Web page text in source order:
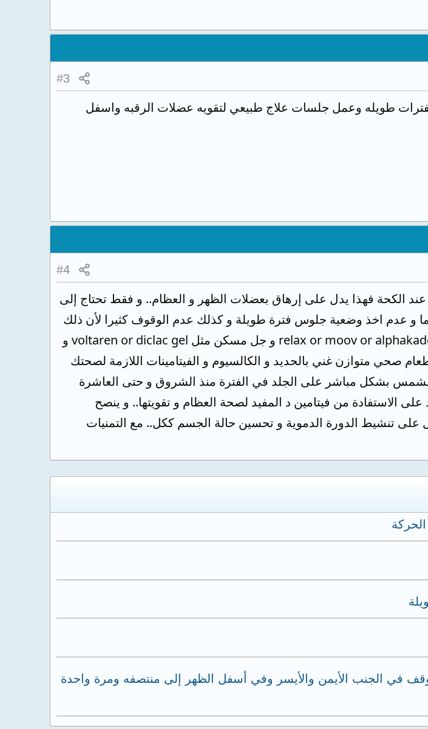
#3
طويله وعمل جلسات علاج طبيعي لتقويه عضلات الرقبه واسفل
#4
عند الكحة فهذا يدل على إرهاق بعضلات الظهر و العظام.. و فقط تحتاج إلى
و عدم اخذ وضعية جلوس فترة طويلة و كذلك عدم الوقوف كثيرا لأن ذلك
يجهد العظام.. َو يمكن استخدام كريم مساج مثل relax or moov or alphakadol و جل مسكن مثل voltaren or diclac gel و
صحي متوازن غني بالحديد و الكالسيوم و الفيتامينات اللازمة لصحتك
للشمس بشكل مباشر على الجلد في الفترة منذ الشروق و حتى العاشرة
الاستفادة من فيتامين د المفيد لصحة العظام و تقويتها.. و ينصح
تنشيط الدورة الدموية و تحسين حالة الجسم ككل.. مع التمنيات
في الجنب الأيمن والأيسر وفي أسفل الظهر إلى منتصفه ومرة واحدة